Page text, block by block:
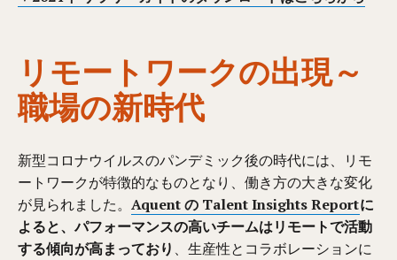
リモートワークの出現～
職場の新時代
新型コロナウイルスのパンデミック後の時代には、リモ
ートワークが特徴的なものとなり、働き方の大きな変化
が見られました。Aquent の Talent Insights Reportに
よると、パフォーマンスの高いチームはリモートで活動
する傾向が高まっており 、生産性とコラボレーションに